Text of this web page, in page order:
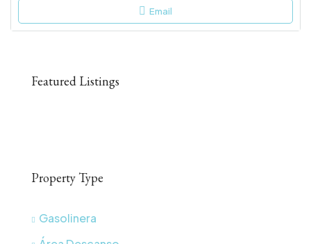
Email
Featured Listings
Property Type
Gasolinera